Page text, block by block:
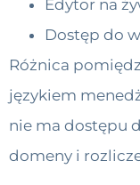
Edytor na
Dostęp do
Różnica
językiem
nie ma dostępu
domeny i